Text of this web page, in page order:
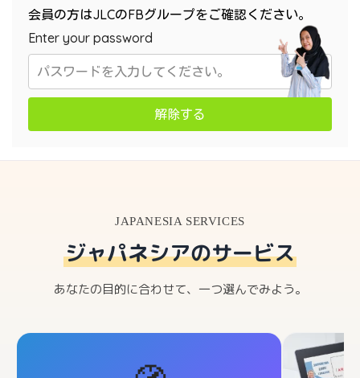
会員の方はJLCのFBグループをご確認ください。
Enter your password
解除する
JAPANESIA SERVICES
ジャパネシアのサービス
あなたの目的に合わせて、一つ選んでみよう。